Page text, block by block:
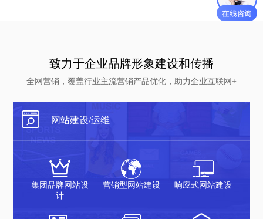
致力于企业品牌形象建设和传播
全网营销，覆盖行业主流营销产品优化，助力企业互联网+
网站建设/运维
集团品牌网站设
计
营销型网站建设 响应式网站建设